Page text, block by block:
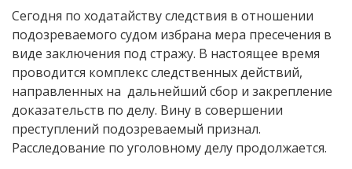
Сегодня по ходатайству следствия в отношении
подозреваемого судом избрана мера пресечения в
виде заключения под стражу. В настоящее время
проводится комплекс следственных действий,
направленных на дальнейший сбор и закрепление
доказательств по делу. Вину в совершении
преступлений подозреваемый признал.
Расследование по уголовному делу продолжается.